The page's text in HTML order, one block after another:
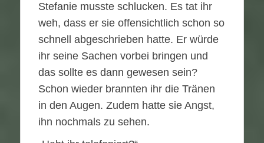
Stefanie musste schlucken. Es tat ihr
weh, dass er sie offensichtlich schon so
schnell abgeschrieben hatte. Er würde
ihr seine Sachen vorbei bringen und
das sollte es dann gewesen sein?
Schon wieder brannten ihr die Tränen
in den Augen. Zudem hatte sie Angst,
ihn nochmals zu sehen.